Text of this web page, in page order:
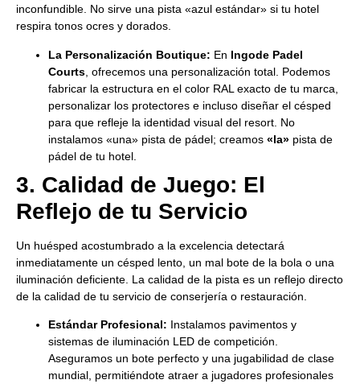
inconfundible. No sirve una pista «azul estándar» si tu hotel
respira tonos ocres y dorados.
La Personalización Boutique: En Ingode Padel
Courts , ofrecemos una personalización total. Podemos
fabricar la estructura en el color RAL exacto de tu marca,
personalizar los protectores e incluso diseñar el césped
para que refleje la identidad visual del resort. No
instalamos «una» pista de pádel; creamos «la» pista de
pádel de tu hotel.
3. Calidad de Juego: El
Reflejo de tu Servicio
Un huésped acostumbrado a la excelencia detectará
inmediatamente un césped lento, un mal bote de la bola o una
iluminación deficiente. La calidad de la pista es un reflejo directo
de la calidad de tu servicio de conserjería o restauración.
Estándar Profesional: Instalamos pavimentos y
sistemas de iluminación LED de competición.
Aseguramos un bote perfecto y una jugabilidad de clase
mundial, permitiéndote atraer a jugadores profesionales